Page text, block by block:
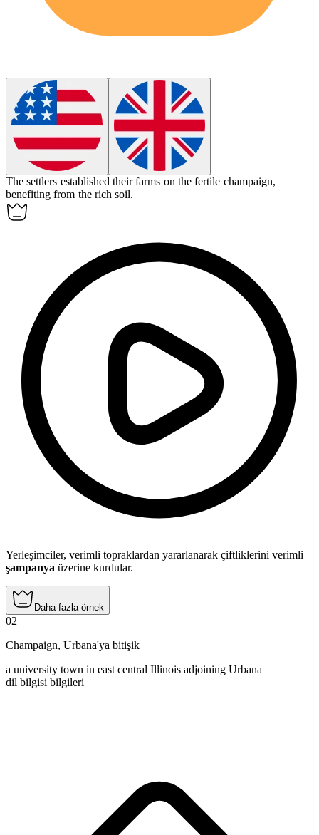
The settlers established their farms on the fertile champaign,
benefiting from the rich soil.
Yerleşimciler, verimli topraklardan yararlanarak çiftliklerini verimli
şampanya üzerine kurdular.
Daha fazla örnek
02
Champaign, Urbana'ya bitişik
a university town in east central Illinois adjoining Urbana
dil bilgisi bilgileri